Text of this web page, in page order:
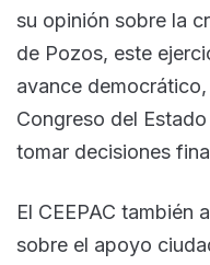
su opinión sobre la
de Pozos, este
avance
Congreso del
tomar decisiones
El CEEPAC también
sobre el apoyo